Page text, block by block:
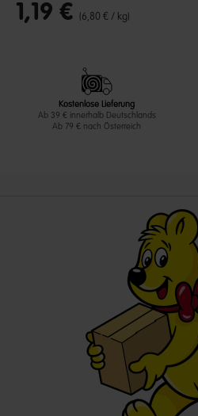
undefined out of 5 Customer Rating
1,19 € (6,80 € / kg)
Kostenlose Lieferung
Ab 39 € innerhalb Deutschlands
Ab 79 € nach Österreich